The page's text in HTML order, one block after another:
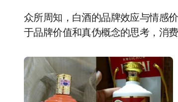
众所周知，白酒的品牌效应与情感
于品牌价值和真伪概念的思考，消